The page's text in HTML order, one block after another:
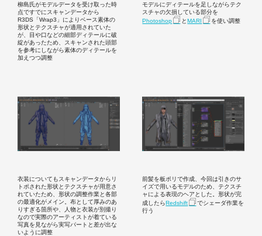
柳島氏がモデルデータを受け取った時
点ですでにスキャンデータから
R3DS「Wrap3」によりベース素体の
形状とテクスチャが適用されていた
が、目や口などの細部ディテールに破
綻があったため、スキャンされた頭部
を参考にしながら素体のディテールを
加えつつ調整
モデルにディテールを足しながらテク
スチャの欠損している部分を
Photoshop
とMARI を使い調整
衣装についてもスキャンデータからリ
トポされた形状とテクスチャが用意さ
れていたため、形状の調整作業と各部
の最適化がメイン。布として厚みのあ
りすぎる箇所や、人物と衣装が別撮り
なので実際のアーティストが着ている
写真を見ながら実写パートと差が出な
いように調整
前髪を板ポリで作成、今回は引きのサ
イズで用いるモデルのため、テクスチ
ャによる表現のヘアとした。形状が完
成したらRedshift
でシェーダ作業を
行う